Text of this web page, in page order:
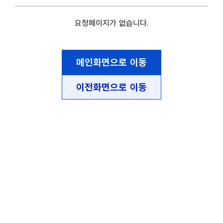
요청페이지가 없습니다.
메인화면으로 이동
이전화면으로 이동